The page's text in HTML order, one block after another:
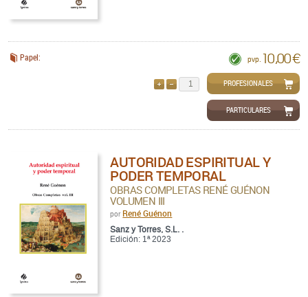
Papel: pvp. 10,00 €
QUITARPROFESIONALES
PARTICULARES
AUTORIDAD ESPIRITUAL Y
PODER TEMPORAL
OBRAS COMPLETAS RENÉ GUÉNON
VOLUMEN III
por René Guénon
Sanz y Torres, S.L. .
Edición: 1ª 2023